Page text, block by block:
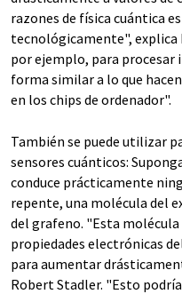
razones de física cuántica
tecnológicamente", explica
por ejemplo, para procesar
forma similar a lo que
en los chips de ordenador".
También se puede utilizar
sensores cuánticos:
conduce prácticamente
repente, una molécula del
del grafeno. "Esta
propiedades electrónicas
para aumentar
Robert Stadler. "Esto